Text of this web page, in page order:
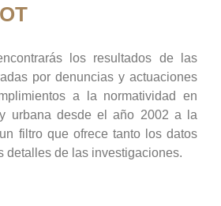
los resultados de las
por denuncias y actuaciones
a la normatividad en
urbana desde el año 2002 a la
filtro que ofrece tanto los datos
detalles de las investigaciones.